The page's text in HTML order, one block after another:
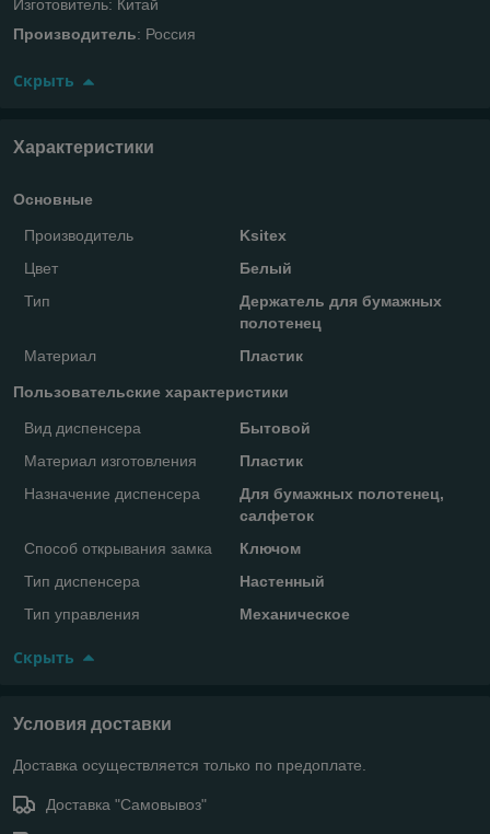
Изготовитель: Китай
Производитель: Россия
Скрыть
Характеристики
Основные
Производитель
Ksitex
Цвет
Белый
Тип
Держатель для бумажных
полотенец
Материал
Пластик
Пользовательские характеристики
Вид диспенсера
Бытовой
Материал изготовления
Пластик
Назначение диспенсера
Для бумажных полотенец,
салфеток
Способ открывания замка
Ключом
Тип диспенсера
Настенный
Тип управления
Механическое
Скрыть
Условия доставки
Доставка осуществляется только по предоплате.
Доставка "Самовывоз"